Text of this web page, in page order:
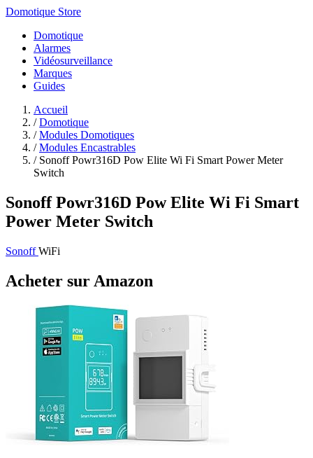
Domotique Store
Domotique
Alarmes
Vidéosurveillance
Marques
Guides
Accueil
/ Domotique
/ Modules Domotiques
/ Modules Encastrables
/ Sonoff Powr316D Pow Elite Wi Fi Smart Power Meter
Switch
Sonoff Powr316D Pow Elite Wi Fi Smart
Power Meter Switch
SonoffWiFi
Acheter sur Amazon